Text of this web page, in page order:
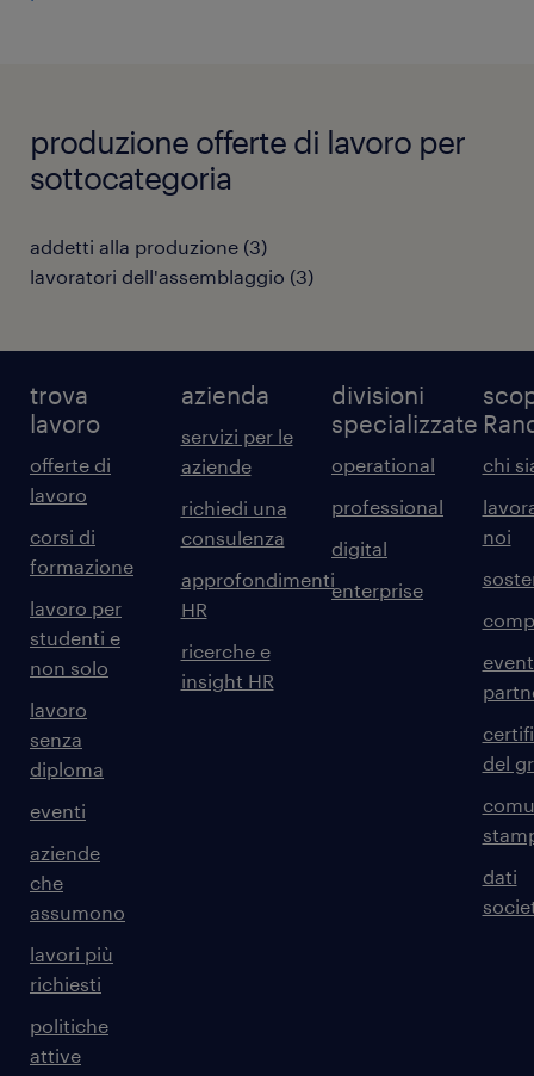
produzione offerte di lavoro per
sottocategoria
addetti alla produzione (3)
lavoratori dell'assemblaggio (3)
trova
lavoro
offerte di
lavoro
corsi di
formazione
lavoro per
studenti e
non solo
lavoro
senza
diploma
eventi
aziende
che
assumono
lavori più
richiesti
politiche
attive
azienda
servizi per le
aziende
richiedi una
consulenza
approfondimenti
HR
ricerche e
insight HR
divisioni
specializzate
operational
professional
digital
enterprise
chi
noi
del
dati